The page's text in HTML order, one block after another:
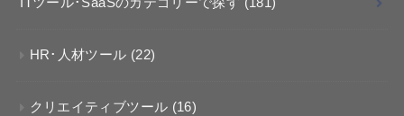
ITツール･SaaSのカテゴリーで探す (181)
HR･人材ツール (22)
クリエイティブツール (16)